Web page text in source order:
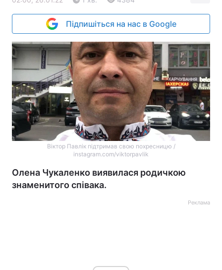
Підпишіться на нас в Google
Віктор Павлік підтримав свою похресницю /
instagram.com/viktorpavlik
Олена Чукаленко виявилася родичкою
знаменитого співака.
Реклама